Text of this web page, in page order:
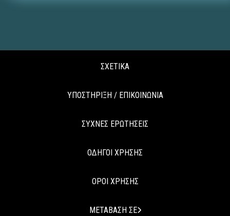
ΣΧΕΤΙΚΑ
ΥΠΟΣΤΗΡΙΞΗ / ΕΠΙΚΟΙΝΩΝΙΑ
ΣΥΧΝΕΣ ΕΡΩΤΗΣΕΙΣ
ΟΔΗΓΟΙ ΧΡΗΣΗΣ
ΟΡΟΙ ΧΡΗΣΗΣ
ΜΕΤΑΒΑΣΗ ΣΕ